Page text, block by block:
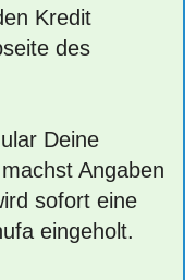
Kredit
des
Deine
Angaben
sofort eine
eingeholt.